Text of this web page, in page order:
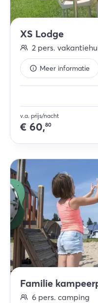
XS Lodge
2 pers.
Meer informatie
v.a. prijs/nacht
€ 60,80
Familie
6 pers. camping